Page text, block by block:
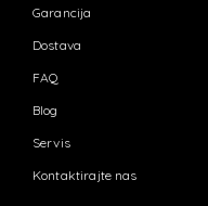
Garancija
Dostava
FAQ
Blog
Servis
Kontaktirajte nas